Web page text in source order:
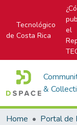
Tecnológico
de Costa Rica
el
&
Home